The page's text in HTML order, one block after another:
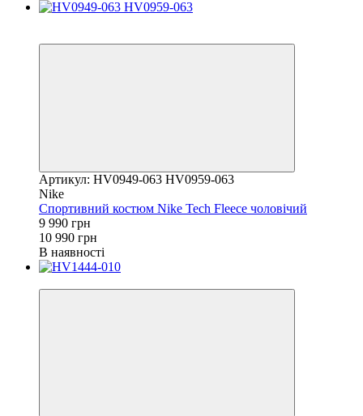
Артикул: HV0949-063 HV0959-063
Nike
Спортивний костюм Nike Tech Fleece чоловічий
9 990 грн
10 990 грн
В наявності